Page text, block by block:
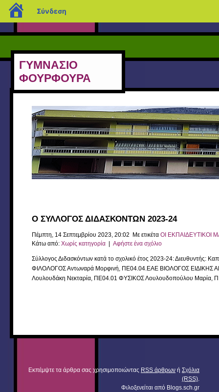
blogs.sch.gr
Σύνδεση
ΓΥΜΝΑΣΙΟ
ΦΟΥΡΦΟΥΡΑ
Ο ΣΥΛΛΟΓΟΣ ΔΙΔΑΣΚΟΝΤΩΝ 2023-24
Πέμπτη, 14 Σεπτεμβρίου 2023, 20:02 Με ετικέτα ΟΙ ΕΚΠΑΙΔΕΥΤΙΚΟΙ
Κάτω από: Χωρίς κατηγορία| Αφήστε ένα σχόλιο
Σύλλογος Διδασκόντων κατά το σχολικό έτος 2023-24:
ΦΙΛΟΛΟΓΟΣ Αντωναρά Μορφινή, ΠΕ04.04.ΕΑΕ ΒΙΟΛΟΓΟΣ ΕΙΔΙΚΗΣ
Λουλουδάκη Νεκταρία, ΠΕ04.01 ΦΥΣΙΚΟΣ Λουλουδοπούλου
Εκπέμψτε τα άρθρα σας χρησιμοποιώντας RSS άρθρων ή Σχόλια
(RSS).
Φιλοξενείται από Blogs.sch.gr